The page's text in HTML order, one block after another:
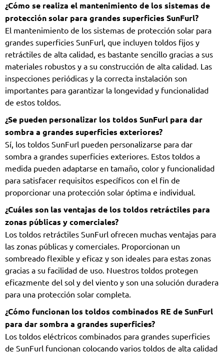
¿Cómo se realiza el mantenimiento de los sistemas de
protección solar para grandes superficies SunFurl?
El mantenimiento de los sistemas de protección solar para
grandes superficies SunFurl, que incluyen toldos fijos y
retráctiles de alta calidad, es bastante sencillo gracias a sus
materiales robustos y a su construcción de alta calidad. Las
inspecciones periódicas y la correcta instalación son
importantes para garantizar la longevidad y funcionalidad
de estos toldos.
¿Se pueden personalizar los toldos SunFurl para dar
sombra a grandes superficies exteriores?
Sí, los toldos SunFurl pueden personalizarse para dar
sombra a grandes superficies exteriores. Estos toldos a
medida pueden adaptarse en tamaño, color y funcionalidad
para satisfacer requisitos específicos con el fin de
proporcionar una protección solar óptima e individual.
¿Cuáles son las ventajas de los toldos retráctiles para
zonas públicas y comerciales?
Los toldos retráctiles SunFurl ofrecen muchas ventajas para
las zonas públicas y comerciales. Proporcionan un
sombreado flexible y eficaz y son ideales para estas zonas
gracias a su facilidad de uso. Nuestros toldos protegen
eficazmente del sol y del viento y son una solución duradera
para una protección solar completa.
¿Cómo funcionan los toldos combinados RE de SunFurl
para dar sombra a grandes superficies?
Los toldos eléctricos combinados para grandes superficies
de SunFurl funcionan colocando varios toldos de alta calidad